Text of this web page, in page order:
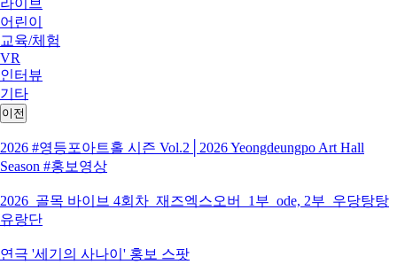
라이브
어린이
교육/체험
VR
인터뷰
기타
이전
2026 #영등포아트홀 시즌 Vol.2│2026 Yeongdeungpo Art Hall
Season #홍보영상
2026_골목 바이브 4회차_재즈엑스오버_1부_ode, 2부_우당탕탕
유랑단
연극 '세기의 사나이' 홍보 스팟